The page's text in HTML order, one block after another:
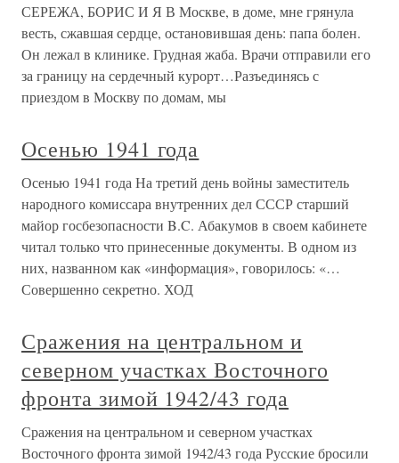
СЕРЕЖА, БОРИС И Я В Москве, в доме, мне грянула
весть, сжавшая сердце, остановившая день: папа болен.
Он лежал в клинике. Грудная жаба. Врачи отправили его
за границу на сердечный курорт…Разъединясь с
приездом в Москву по домам, мы
Осенью 1941 года
Осенью 1941 года На третий день войны заместитель
народного комиссара внутренних дел СССР старший
майор госбезопасности B.C. Абакумов в своем кабинете
читал только что принесенные документы. В одном из
них, названном как «информация», говорилось: «…
Совершенно секретно. ХОД
Сражения на центральном и
северном участках Восточного
фронта зимой 1942/43 года
Сражения на центральном и северном участках
Восточного фронта зимой 1942/43 года Русские бросили